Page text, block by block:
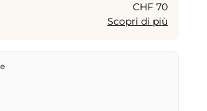
CHF 70
Scopri di più
magazzino a Kriens, in Svizzera.
il